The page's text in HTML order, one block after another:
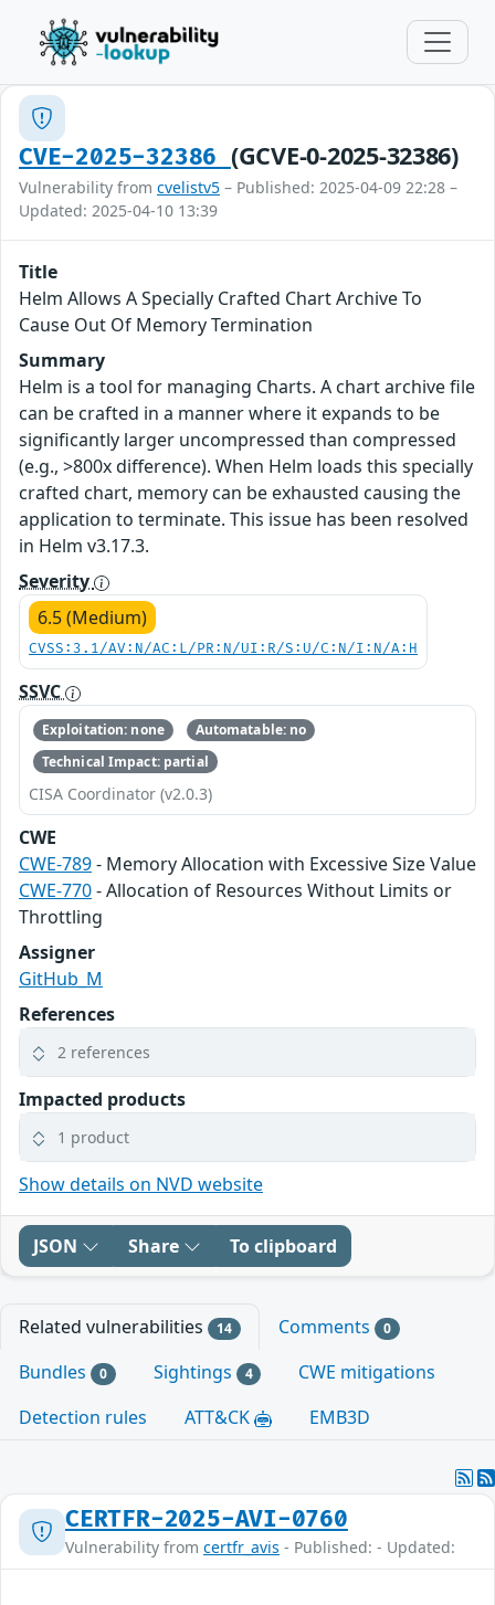
CVE-2025-32386 (GCVE-0-2025-32386)
Vulnerability from cvelistv5 – Published: 2025-04-09 22:28 –
Updated: 2025-04-10 13:39
Title
Helm Allows A Specially Crafted Chart Archive To
Cause Out Of Memory Termination
Summary
Helm is a tool for managing Charts. A chart archive file
can be crafted in a manner where it expands to be
significantly larger uncompressed than compressed
(e.g., >800x difference). When Helm loads this specially
crafted chart, memory can be exhausted causing the
application to terminate. This issue has been resolved
in Helm v3.17.3.
Severity
6.5 (Medium)
CVSS:3.1/AV:N/AC:L/PR:N/UI:R/S:U/C:N/I:N/A:H
SSVC
Exploitation: none
Automatable: no
Technical Impact: partial
CISA Coordinator (v2.0.3)
CWE
CWE-789- Memory Allocation with Excessive Size Value
CWE-770- Allocation of Resources Without Limits or
Throttling
Assigner
GitHub_M
References
2 references
Impacted products
1 product
Show details on NVD website
JSON Share To clipboard
Related vulnerabilities 14 Comments 0
Bundles 0 Sightings 4
CWE mitigations
Detection rules
ATT&CK EMB3D
CERTFR-2025-AVI-0760
Vulnerability from certfr_avis - Published: - Updated: